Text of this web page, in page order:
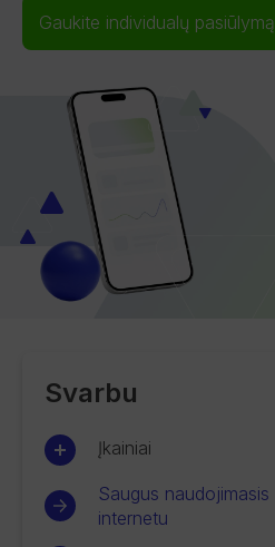
Gaukite individualų pasiūlymą
Svarbu
Įkainiai
Saugus
internetu